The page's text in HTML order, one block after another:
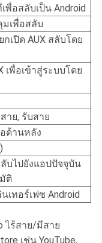
อสลับเป็น Android
เพื่อสลับ
กเปิด AUX สลับโดย
เพื่อเข้าสู่ระบบโดย
าย, รับสาย
ด้านหลัง
ลับไปยังแอปปัจจุบัน
ติ
เทอร์เฟซ Android
ไร้สาย/มีสาย
เช่น YouTube,